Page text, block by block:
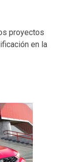
proyectos
en la